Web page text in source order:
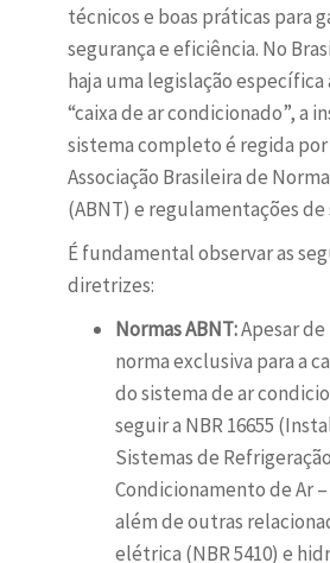
técnicos e boas práticas para
segurança e eficiência. No
haja uma legislação específica
“caixa de ar condicionado”, a
sistema completo é regida por
Associação Brasileira de
(ABNT) e regulamentações de
É fundamental observar as
diretrizes:
Normas ABNT:Apesar de
norma exclusiva para a
do sistema de ar
seguir a NBR 16655
Sistemas de
Condicionamento de Ar
além de outras
elétrica (NBR 5410) e